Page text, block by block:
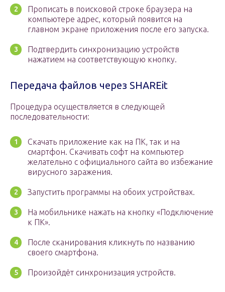
Прописать в поисковой строке браузера на
компьютере адрес, который появится на
главном экране приложения после его запуска.
Подтвердить синхронизацию устройств
нажатием на соответствующую кнопку.
Передача файлов через SHAREit
Процедура осуществляется в следующей
последовательности:
Скачать приложение как на ПК, так и на
смартфон. Скачивать софт на компьютер
желательно с официального сайта во избежание
вирусного заражения.
Запустить программы на обоих устройствах.
На мобильнике нажать на кнопку «Подключение
к ПК».
После сканирования кликнуть по названию
своего смартфона.
Произойдёт синхронизация устройств.